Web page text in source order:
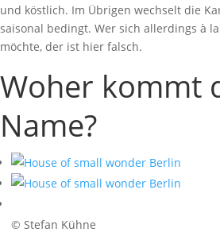
und köstlich. Im Übrigen wechselt die
saisonal bedingt. Wer sich allerdings à
möchte, der ist hier falsch.
Woher kommt
Name?
© Stefan Kühne